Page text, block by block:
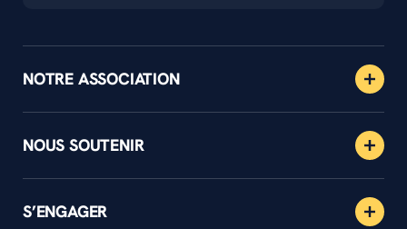
NOTRE ASSOCIATION
NOUS SOUTENIR
S’ENGAGER